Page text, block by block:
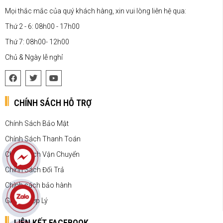
Mọi thắc mắc của quý khách hàng, xin vui lòng liên hệ qua:
Thứ 2 - 6: 08h00 - 17h00
Thứ 7: 08h00- 12h00
Chủ & Ngày lễ nghỉ
CHÍNH SÁCH HỖ TRỢ
Chính Sách Bảo Mật
Chính Sách Thanh Toán
Chính Sách Vận Chuyển
Chính Sách Đổi Trả
Chính sách bảo hành
Giá Cả Hợp Lý